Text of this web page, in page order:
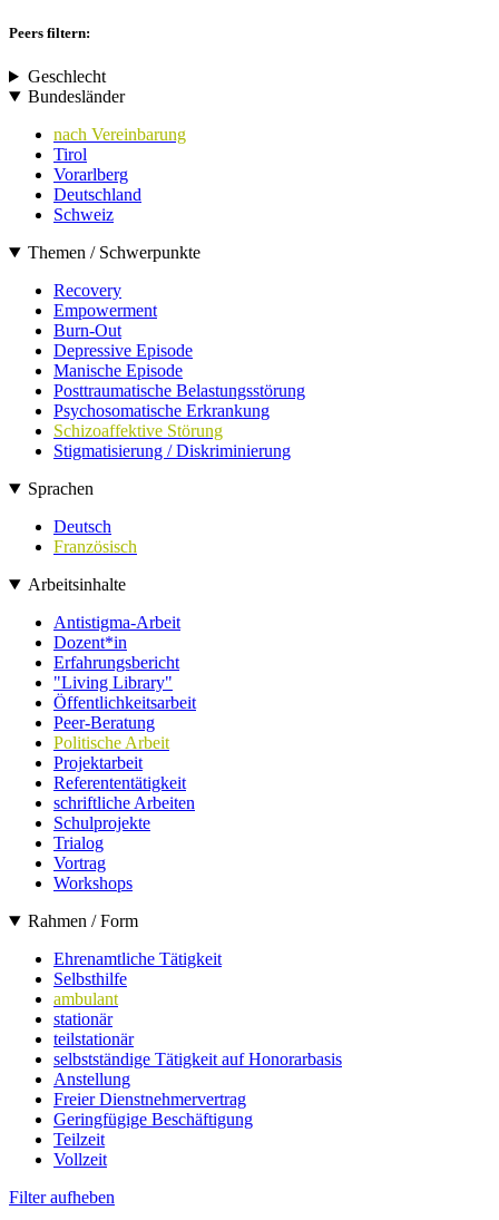
Peers filtern:
Geschlecht
Bundesländer
nach Vereinbarung
Tirol
Vorarlberg
Deutschland
Schweiz
Themen / Schwerpunkte
Recovery
Empowerment
Burn-Out
Depressive Episode
Manische Episode
Posttraumatische Belastungsstörung
Psychosomatische Erkrankung
Schizoaffektive Störung
Stigmatisierung / Diskriminierung
Sprachen
Deutsch
Französisch
Arbeitsinhalte
Antistigma-Arbeit
Dozent*in
Erfahrungsbericht
"Living Library"
Öffentlichkeitsarbeit
Peer-Beratung
Politische Arbeit
Projektarbeit
Referententätigkeit
schriftliche Arbeiten
Schulprojekte
Trialog
Vortrag
Workshops
Rahmen / Form
Ehrenamtliche Tätigkeit
Selbsthilfe
ambulant
stationär
teilstationär
selbstständige Tätigkeit auf Honorarbasis
Anstellung
Freier Dienstnehmervertrag
Geringfügige Beschäftigung
Teilzeit
Vollzeit
Filter aufheben